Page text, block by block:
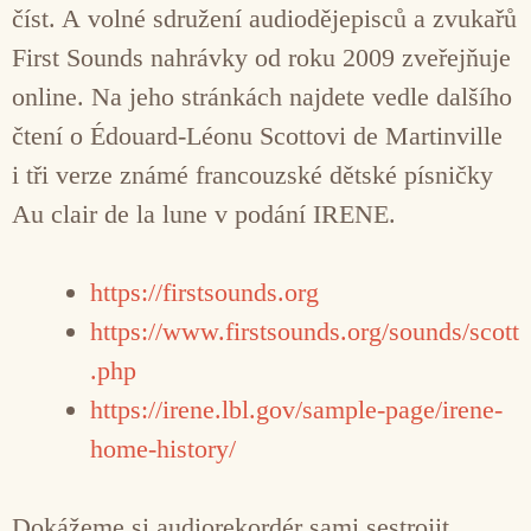
číst. A volné sdružení audiodějepisců a zvukařů
First Sounds nahrávky od roku 2009 zveřejňuje
online. Na jeho stránkách najdete vedle dalšího
čtení o Édouard-Léonu Scottovi de Martinville
i tři verze známé francouzské dětské písničky
Au clair de la lune v podání IRENE.
https://firstsounds.org
https://www.firstsounds.org/sounds/scott
.php
https://irene.lbl.gov/sample-page/irene-
home-history/